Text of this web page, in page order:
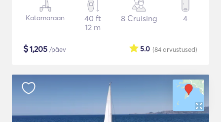
Katamaraan
40 ft
12 m
8 Cruising 4
$1,205 /päev (84arvustused)
5.0